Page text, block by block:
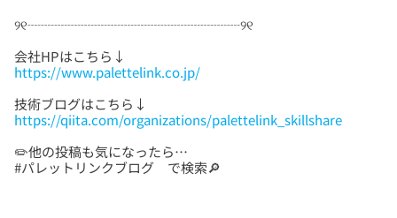
https://www.palettelink.co.jp/
https://qiita.com/organizations/palettelink_skillshare
✏️他の投稿も気になったら…
#パレットリンクブログ で検索🔎